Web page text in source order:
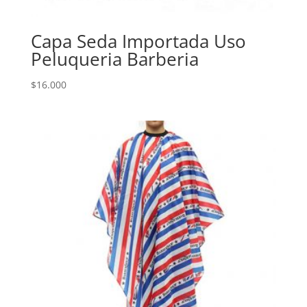
Capa Seda Importada Uso
Peluqueria Barberia
$16.000